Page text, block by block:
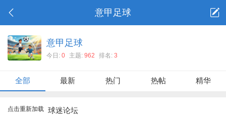
意甲足球
意甲足球
今日: 0 主题: 962 排名: 3
全部 最新 热门 热帖 精华
点击重新加载 球迷论坛